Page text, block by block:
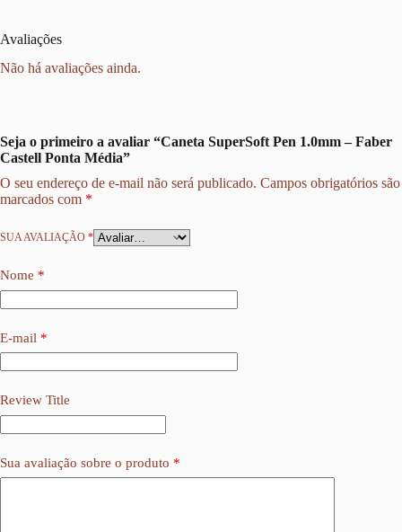
Avaliações
Não há avaliações ainda.
Seja o primeiro a avaliar “Caneta SuperSoft Pen 1.0mm – Faber
Castell Ponta Média”
O seu endereço de e-mail não será publicado. Campos obrigatórios são
marcados com *
SUA AVALIAÇÃO *
Nome *
E-mail *
Review Title
Sua avaliação sobre o produto *